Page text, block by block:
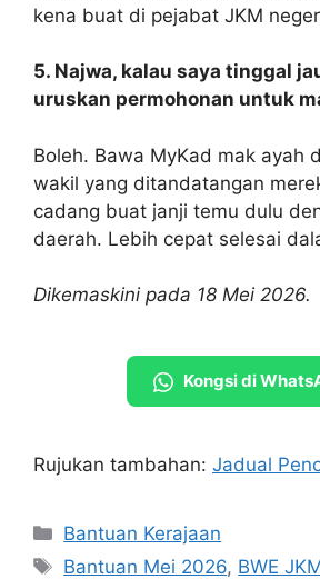
kena buat di pejabat JKM
5. Najwa, kalau saya tinggal
uruskan permohonan untuk
Boleh. Bawa MyKad mak ayah
wakil yang ditandatangan
cadang buat janji temu dulu
daerah. Lebih cepat selesai
Dikemaskini pada 18 Mei 2026.
Kongsi di
Rujukan tambahan: Jadual
Categories
Bantuan Kerajaan
Tags
Bantuan Mei 2026, BWE